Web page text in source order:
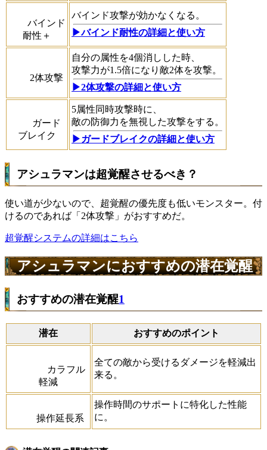
バインド
耐性＋
バインド攻撃が効かなくなる。
▶︎バインド耐性の詳細と使い方
2体攻撃
自分の属性を4個消しした時、
攻撃力が1.5倍になり敵2体を攻撃。
▶︎2体攻撃の詳細と使い方
ガード
ブレイク
5属性同時攻撃時に、
敵の防御力を無視した攻撃をする。
▶︎ガードブレイクの詳細と使い方
アシュラマンは超覚醒させるべき？
使い道が少ないので、超覚醒の優先度も低いモンスター。付
けるのであれば「2体攻撃」がおすすめだ。
超覚醒システムの詳細はこちら
アシュラマンにおすすめの潜在覚醒
おすすめの潜在覚醒1
潜在 おすすめのポイント
カラフル
軽減
全ての敵から受けるダメージを軽減出
来る。
操作延長系
操作時間のサポートに特化した性能
に。